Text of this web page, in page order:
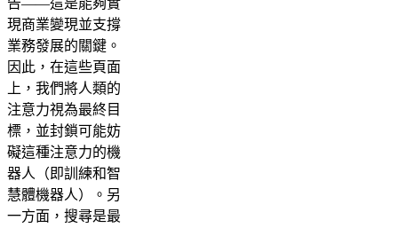
告——這是能夠實
現商業變現並支撐
業務發展的關鍵。
因此，在這些頁面
上，我們將人類的
注意力視為最終目
標，並封鎖可能妨
礙這種注意力的機
器人（即訓練和智
慧體機器人）。另
一方面，搜尋是最